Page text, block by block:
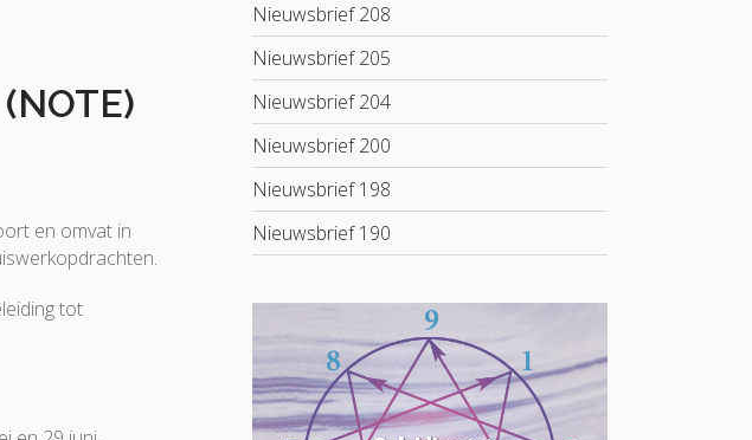
en omvat in
tot
Nieuwsbrief 208
Nieuwsbrief 205
Nieuwsbrief 204
Nieuwsbrief 200
Nieuwsbrief 198
Nieuwsbrief 190